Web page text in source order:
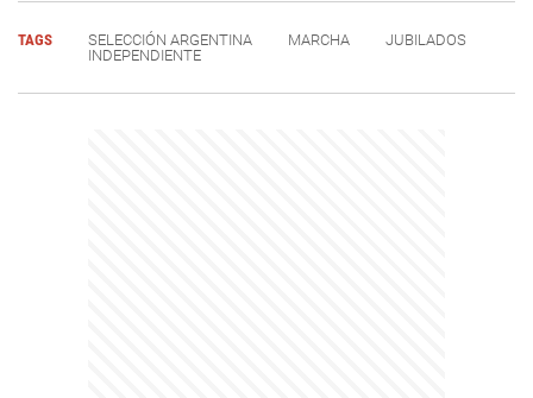
TAGS SELECCIÓN ARGENTINA MARCHA
JUBILADOS
INDEPENDIENTE